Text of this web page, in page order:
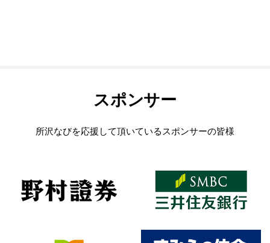
スポンサー
所沢なびを応援して頂いているスポンサーの皆様